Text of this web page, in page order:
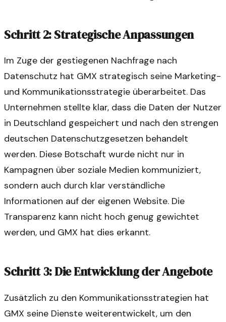
Schritt 2: Strategische Anpassungen
Im Zuge der gestiegenen Nachfrage nach
Datenschutz hat GMX strategisch seine Marketing-
und Kommunikationsstrategie überarbeitet. Das
Unternehmen stellte klar, dass die Daten der Nutzer
in Deutschland gespeichert und nach den strengen
deutschen Datenschutzgesetzen behandelt
werden. Diese Botschaft wurde nicht nur in
Kampagnen über soziale Medien kommuniziert,
sondern auch durch klar verständliche
Informationen auf der eigenen Website. Die
Transparenz kann nicht hoch genug gewichtet
werden, und GMX hat dies erkannt.
Schritt 3: Die Entwicklung der Angebote
Zusätzlich zu den Kommunikationsstrategien hat
GMX seine Dienste weiterentwickelt, um den